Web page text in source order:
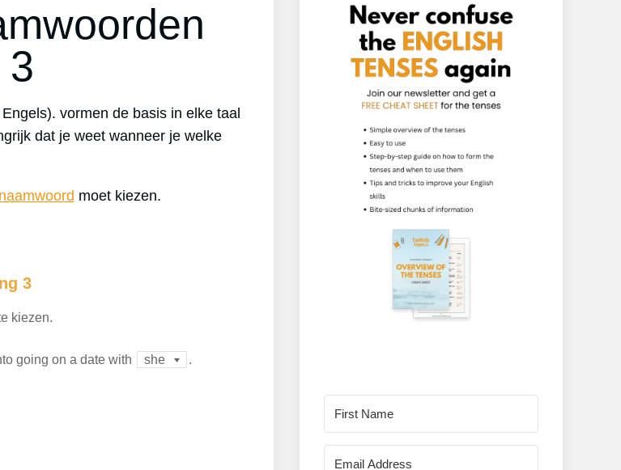
3
vormen de basis in elke taal
dat je weet wanneer je welke
moet kiezen.
3
kiezen.
going on a date with she .